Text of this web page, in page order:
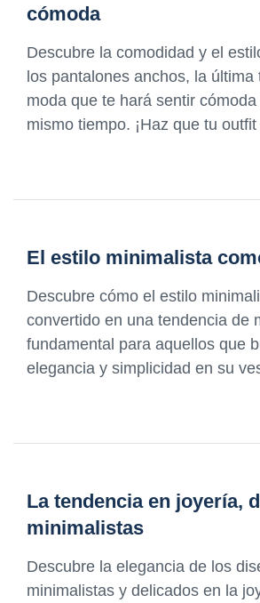
cómoda
Descubre la comodidad y el
los pantalones anchos, la última
moda que te hará sentir cómoda
mismo tiempo. ¡Haz que tu
El estilo minimalista
Descubre cómo el estilo
convertido en una tendencia de
fundamental para aquellos que
elegancia y simplicidad en su
La tendencia en joyería,
minimalistas
Descubre la elegancia de los
minimalistas y delicados en la